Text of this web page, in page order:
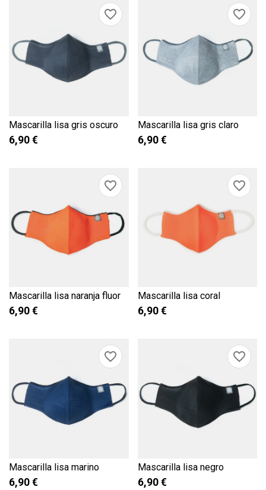
Mascarilla lisa gris oscuro
6,90 €
favorite_border
Mascarilla lisa gris claro
6,90 €
favorite_border
Mascarilla lisa naranja fluor
6,90 €
favorite_border
Mascarilla lisa coral
6,90 €
favorite_border
Mascarilla lisa marino
6,90 €
favorite_border
Mascarilla lisa negro
6,90 €
favorite_border